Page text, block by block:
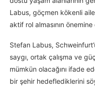
Labus, göçmen kökenli
aktif rol almasının
Stefan Labus,
saygı, ortak çalışma ve
mümkün olacağını ifade
bir şehir hedeflediklerini